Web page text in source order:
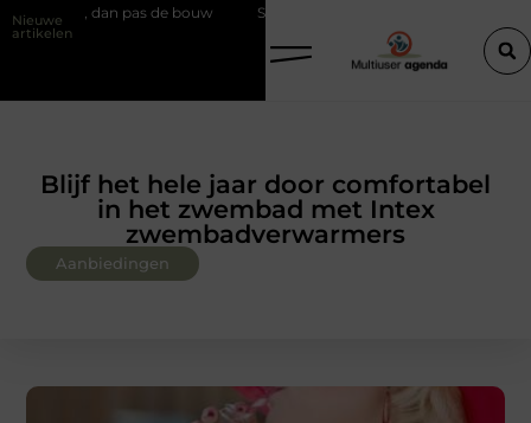
Nieuwe
artikelen
de bouw Slim kiezen voor wisselweer met een tussenjas
Blijf het hele jaar door comfortabel
in het zwembad met Intex
zwembadverwarmers
Aanbiedingen